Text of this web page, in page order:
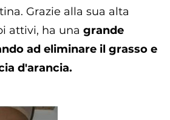
Grazie alla sua alta
attivi, ha una grande
ad eliminare il grasso e
d'arancia.